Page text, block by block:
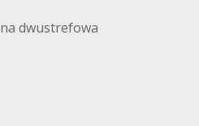
dwustrefowa